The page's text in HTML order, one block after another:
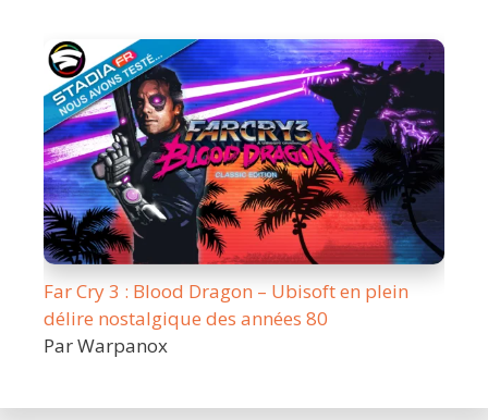
Far Cry 3 : Blood Dragon – Ubisoft en plein
délire nostalgique des années 80
Par Warpanox